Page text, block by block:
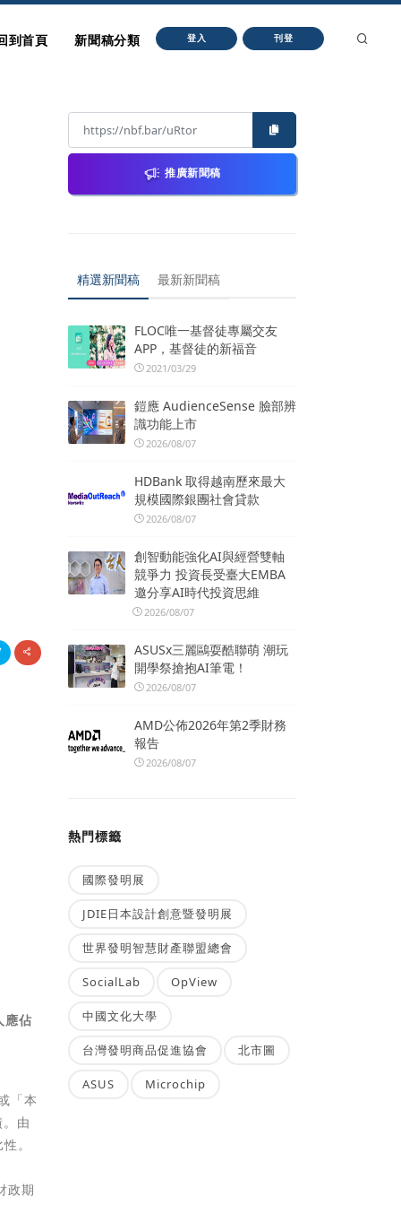
到首頁 新聞稿分類 登入 刊登
應佔
「本
由
。
政期
推廣新聞稿
精選新聞稿 最新新聞稿
FLOC唯一基督徒專屬交友
APP，基督徒的新福音
2021/03/29
鎧應 AudienceSense 臉部辨
識功能上市
2026/08/07
HDBank 取得越南歷來最大
規模國際銀團社會貸款
2026/08/07
創智動能強化AI與經營雙軸
競爭力 投資長受臺大EMBA
邀分享AI時代投資思維
2026/08/07
ASUSx三麗鷗耍酷聯萌 潮玩
開學祭搶抱AI筆電！
2026/08/07
AMD公佈2026年第2季財務
報告
2026/08/07
熱門標籤
國際發明展
JDIE日本設計創意暨發明展
世界發明智慧財產聯盟總會
SocialLab OpView
中國文化大學
台灣發明商品促進協會 北市圖
ASUS Microchip